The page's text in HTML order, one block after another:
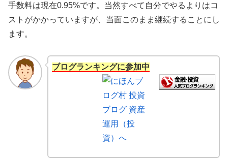
手数料は現在0.95%です。当然すべて自分でやるよりはコ
ストがかかっていますが、当面このまま継続することにし
ます。
ブログランキングに参加中